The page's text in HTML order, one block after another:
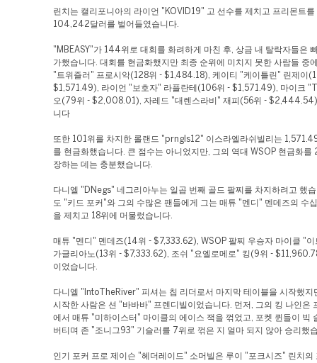
린치는 캘리포니아의 라이언 "KOVID19" 고 선수를 제치고 프리몬트를
104,242달러를 벌어들였습니다.
"MBEASY"가 144위로 대회를 화려하게 마친 후, 상금 내 탈락자들은
가했습니다. 대회를 현금화했지만 최종 순위에 미치지 못한 사람들 중
"트위즐러" 프로시악(128위 - $1,484.18), 케이티 "케이틀린" 린제이
$1,571.49), 라이언 "보호자" 라플란테(106위 - $1,571.49), 마이크
오(79위 - $2,008.01), 자레드 "대렌스라비" 재피(56위 - $2,444.54)
니다
또한 101위를 차지한 롤랜드 "prngls12" 이스라엘라쉬빌리는
를 현금화했습니다. 큰 점수는 아니었지만, 그의 역대 WSOP 현금화를
장하는 데는 충분했습니다.
다니엘 "DNegs" 네그리아누는 일곱 번째 골드 팔찌를 차지하려고 했
도 "키드 포커"와 그의 수많은 팬들에게 그는 매튜 "멘디" 멘데즈의 수
을 제치고 18위에 머물렀습니다.
매튜 "멘디" 멘데즈(14위 - $7,333.62), WSOP 팔찌 우승자 마이클 "
가글리아노(13위 - $7,333.62), 조쉬 "요엘로메로" 킹(9위 -
이었습니다.
다니엘 "IntoTheRiver" 피셔는 칩 리더로서 마지막 테이블을 시작했지
시작한 사람은 션 "바바바" 프렌디빌이었습니다. 먼저, 그의 킹 나인은
에서 매튜 "미하이스터" 마이클의 에이스 잭을 꺾었고, 포켓 퀸들이 빅
버티며 존 "조니그93" 기슬러를 7위로 꺾은 지 얼마 되지 않아 승리했
인기 포커 프로 제이슨 "헤더레이드" 소머빌은 루이 "포크시즈" 린치의